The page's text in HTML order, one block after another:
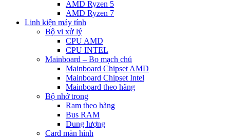
AMD Ryzen 5
AMD Ryzen 7
Linh kiện máy tính
Bộ vi xử lý
CPU AMD
CPU INTEL
Mainboard – Bo mạch chủ
Mainboard Chipset AMD
Mainboard Chipset Intel
Mainboard theo hãng
Bộ nhớ trong
Ram theo hãng
Bus RAM
Dung lượng
Card màn hình